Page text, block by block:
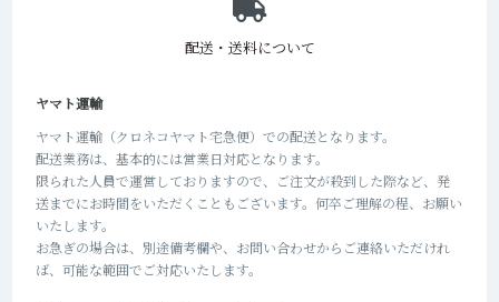
配送・送料について
ヤマト運輸
ヤマト運輸（クロネコヤマト宅急便）での配送となります。
配送業務は、基本的には営業日対応となります。
限られた人員で運営しておりますので、ご注文が殺到した際など、発
送までにお時間をいただくこともございます。何卒ご理解の程、お願い
いたします。
お急ぎの場合は、別途備考欄や、お問い合わせからご連絡いただけれ
ば、可能な範囲でご対応いたします。